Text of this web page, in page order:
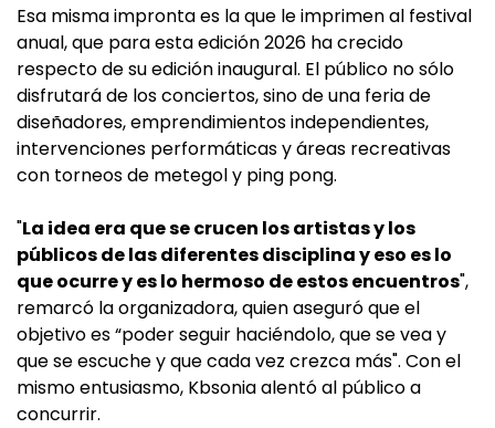
Esa misma impronta es la que le imprimen al festival
anual, que para esta edición 2026 ha crecido
respecto de su edición inaugural. El público no sólo
disfrutará de los conciertos, sino de una feria de
diseñadores, emprendimientos independientes,
intervenciones performáticas y áreas recreativas
con torneos de metegol y ping pong.
"La idea era que se crucen los artistas y los
públicos de las diferentes disciplina y eso es lo
que ocurre y es lo hermoso de estos encuentros",
remarcó la organizadora, quien aseguró que el
objetivo es “poder seguir haciéndolo, que se vea y
que se escuche y que cada vez crezca más". Con el
mismo entusiasmo, Kbsonia alentó al público a
concurrir.